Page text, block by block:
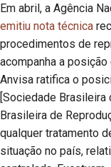
Em abril, a Agência
emitiu nota técnica
procedimentos de
acompanha a
Anvisa ratifica o
[Sociedade Brasileira
Brasileira de
qualquer tratamento
situação no país,